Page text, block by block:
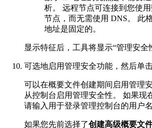
析。 远程节点可连接到您使
节点，而无需使用 DNS。 此
地址是固定的。
显示特征后，工具将显示“管理安全
可选地启用管理安全功能，然后单
可以在概要文件创建期间启用管理
从控制台启用管理安全性。 如果现
请输入用于登录管理控制台的用户名
如果您先前选择了创建高级概要文